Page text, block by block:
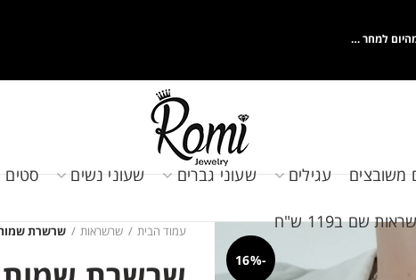
למחר …
משובצים עגילים שעוני גברים שעוני נשים סטים
שם ב119 ש"ח
-16%
עמוד הבית שרשראות שרשרת